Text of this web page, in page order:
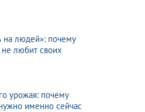
на людей»: почему
любит своих
урожая: почему
именно сейчас